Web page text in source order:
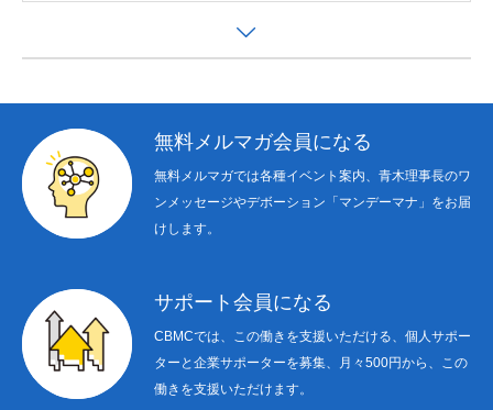
無料メルマガ会員になる
無料メルマガでは各種イベント案内、青木理事長のワ
ンメッセージやデボーション「マンデーマナ」をお届
けします。
サポート会員になる
CBMCでは、この働きを支援いただける、個人サポー
ターと企業サポーターを募集、月々500円から、この
働きを支援いただけます。